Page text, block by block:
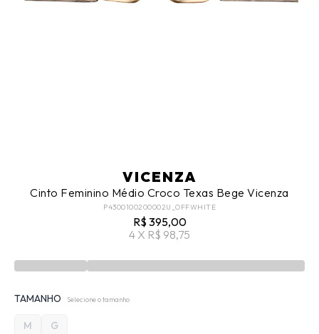
VICENZA
Cinto Feminino Médio Croco Texas Bege Vicenza
P4300100200002U_OFFWHITE
R$ 395,00
4 X R$ 98,75
TAMANHO Selecione o tamanho
M G